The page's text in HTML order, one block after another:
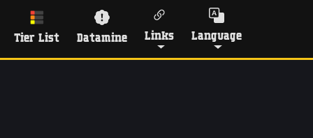
Tier List Datamine Links Language